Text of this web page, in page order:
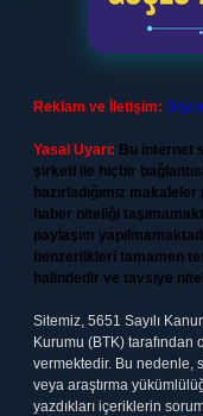
Reklam ve İletişim:
Yasal Uyarı: Bu internet
şirketi ile hiçbir
hazırladığımız
haber niteliği
paylaşım
benzerlikleri tamamen
halindedir ve tavsiye
Sitemiz, 5651 Sayılı
Kurumu (BTK) tarafından
vermektedir. Bu nedenle,
veya araştırma
yazdıkları içeriklerin